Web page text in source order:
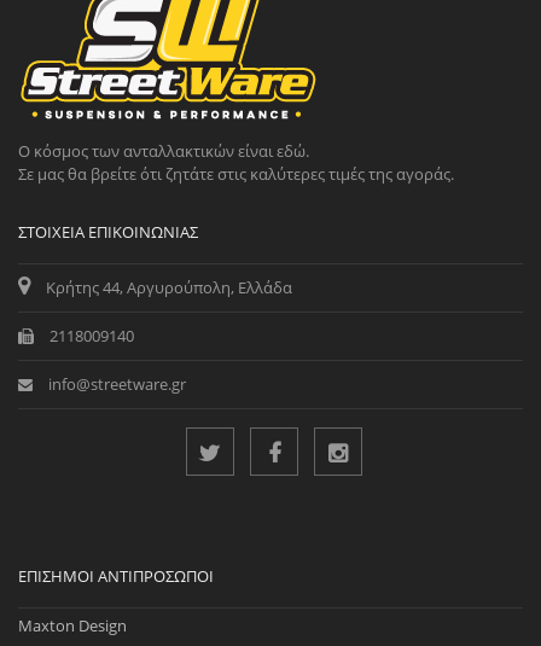
Ο κόσμος των ανταλλακτικών είναι εδώ.
Σε μας θα βρείτε ότι ζητάτε στις καλύτερες τιμές της αγοράς.
ΣΤΟΙΧΕΊΑ ΕΠΙΚΟΙΝΩΝΊΑΣ
Κρήτης 44, Αργυρούπολη, Ελλάδα
2118009140
info@streetware.gr
ΕΠΊΣΗΜΟΙ ΑΝΤΙΠΡΌΣΩΠΟΙ
Maxton Design